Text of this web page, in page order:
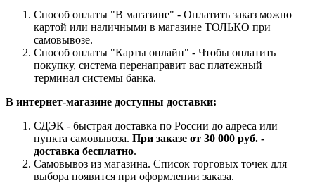
Способ оплаты "В магазине" - Оплатить заказ можно
картой или наличными в магазине ТОЛЬКО при
самовывозе.
Способ оплаты "Карты онлайн" - Чтобы оплатить
покупку, система перенаправит вас платежный
терминал системы банка.
В интернет-магазине доступны доставки:
СДЭК - быстрая доставка по России до адреса или
пункта самовывоза. При заказе от 30 000 руб. -
доставка бесплатно.
Самовывоз из магазина. Список торговых точек для
выбора появится при оформлении заказа.